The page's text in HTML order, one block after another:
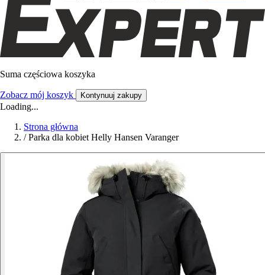
Suma częściowa koszyka
Zobacz mój koszyk Kontynuuj zakupy
Loading...
Strona główna
/ Parka dla kobiet Helly Hansen Varanger